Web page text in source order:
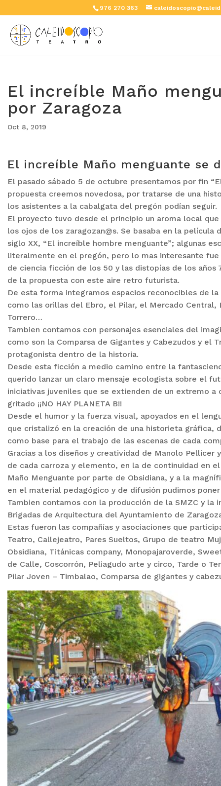
976 270 363
El increíble Maño
por Zaragoza
Oct 8, 2019
El increíble Maño menguante se
El pasado sábado 5 de octubre presentamos por fin
propuesta creemos novedosa, por tratarse de una
los asistentes a la cabalgata del pregón podían seguir.
El proyecto tuvo desde el principio un aroma local
los ojos de los zaragozan@s. Se basaba en la
siglo XX, “El increíble hombre menguante”; algunas
literalmente en el pregón, pero lo mas interesante
de ciencia ficción de los 50 y las distopías de los
de la propuesta con este aire retro futurista.
De esta forma integramos espacios reconocibles de
como las orillas del Ebro, el Pilar, el Mercado Central,
Torrero…
Tambien contamos con personajes esenciales del
como son la Comparsa de Gigantes y Cabezudos y el
protagonista dentro de la historia.
Desde esta ficción a medio camino entre la
querido lanzar un claro mensaje ecologista sobre el
iniciativas juveniles que se extienden de un extremo a
gritado ¡¡NO HAY PLANETA B!!
Desde el humor y la fuerza visual, apoyados en el
que cristalizó en la creación de una historieta gráfica,
como base para el trabajo de las escenas de cada
Gracias a los diseños y creatividad de Manolo Pellicer
de cada carroza y elemento, en la de continuidad en
Maño Menguante por parte de Obsidiana, y a la
en el material pedagógico y de difusión pudimos
Tambien contamos con la producción de la SMZC y la
Brigadas de Arquitectura del Ayuntamiento de
Estas fueron las compañías y asociaciones que
Teatro, Callejeatro, Pares Sueltos, Grupo de teatro
Obsidiana, Titánicas company, Monopajaroverde,
de Calle, Coscorrón, Peliagudo arte y circo, Tarde o
Pilar Joven – Timbalao, Comparsa de gigantes y